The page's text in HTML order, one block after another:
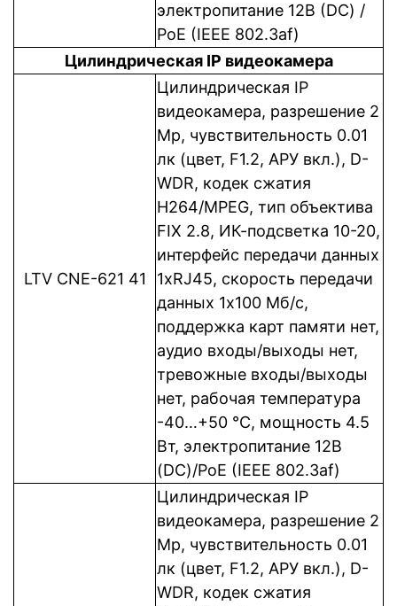
электропитание 12В (DC) /
PoE (IEEE 802.3af)
Цилиндрическая IP видеокамера
LTV CNE-621 41
Цилиндрическая IP
видеокамера, разрешение 2
Mp, чувствительность 0.01
лк (цвет, F1.2, АРУ вкл.), D-
WDR, кодек сжатия
H264/MPEG, тип объектива
FIX 2.8, ИК-подсветка 10-20,
интерфейс передачи данных
1xRJ45, cкорость передачи
данных 1x100 Мб/с,
поддержка карт памяти нет,
аудио входы/выходы нет,
тревожные входы/выходы
нет, рабочая температура
-40…+50 °C, мощность 4.5
Вт, электропитание 12В
(DC)/PoE (IEEE 802.3af)
Цилиндрическая IP
видеокамера, разрешение 2
Mp, чувствительность 0.01
лк (цвет, F1.2, АРУ вкл.), D-
WDR, кодек сжатия